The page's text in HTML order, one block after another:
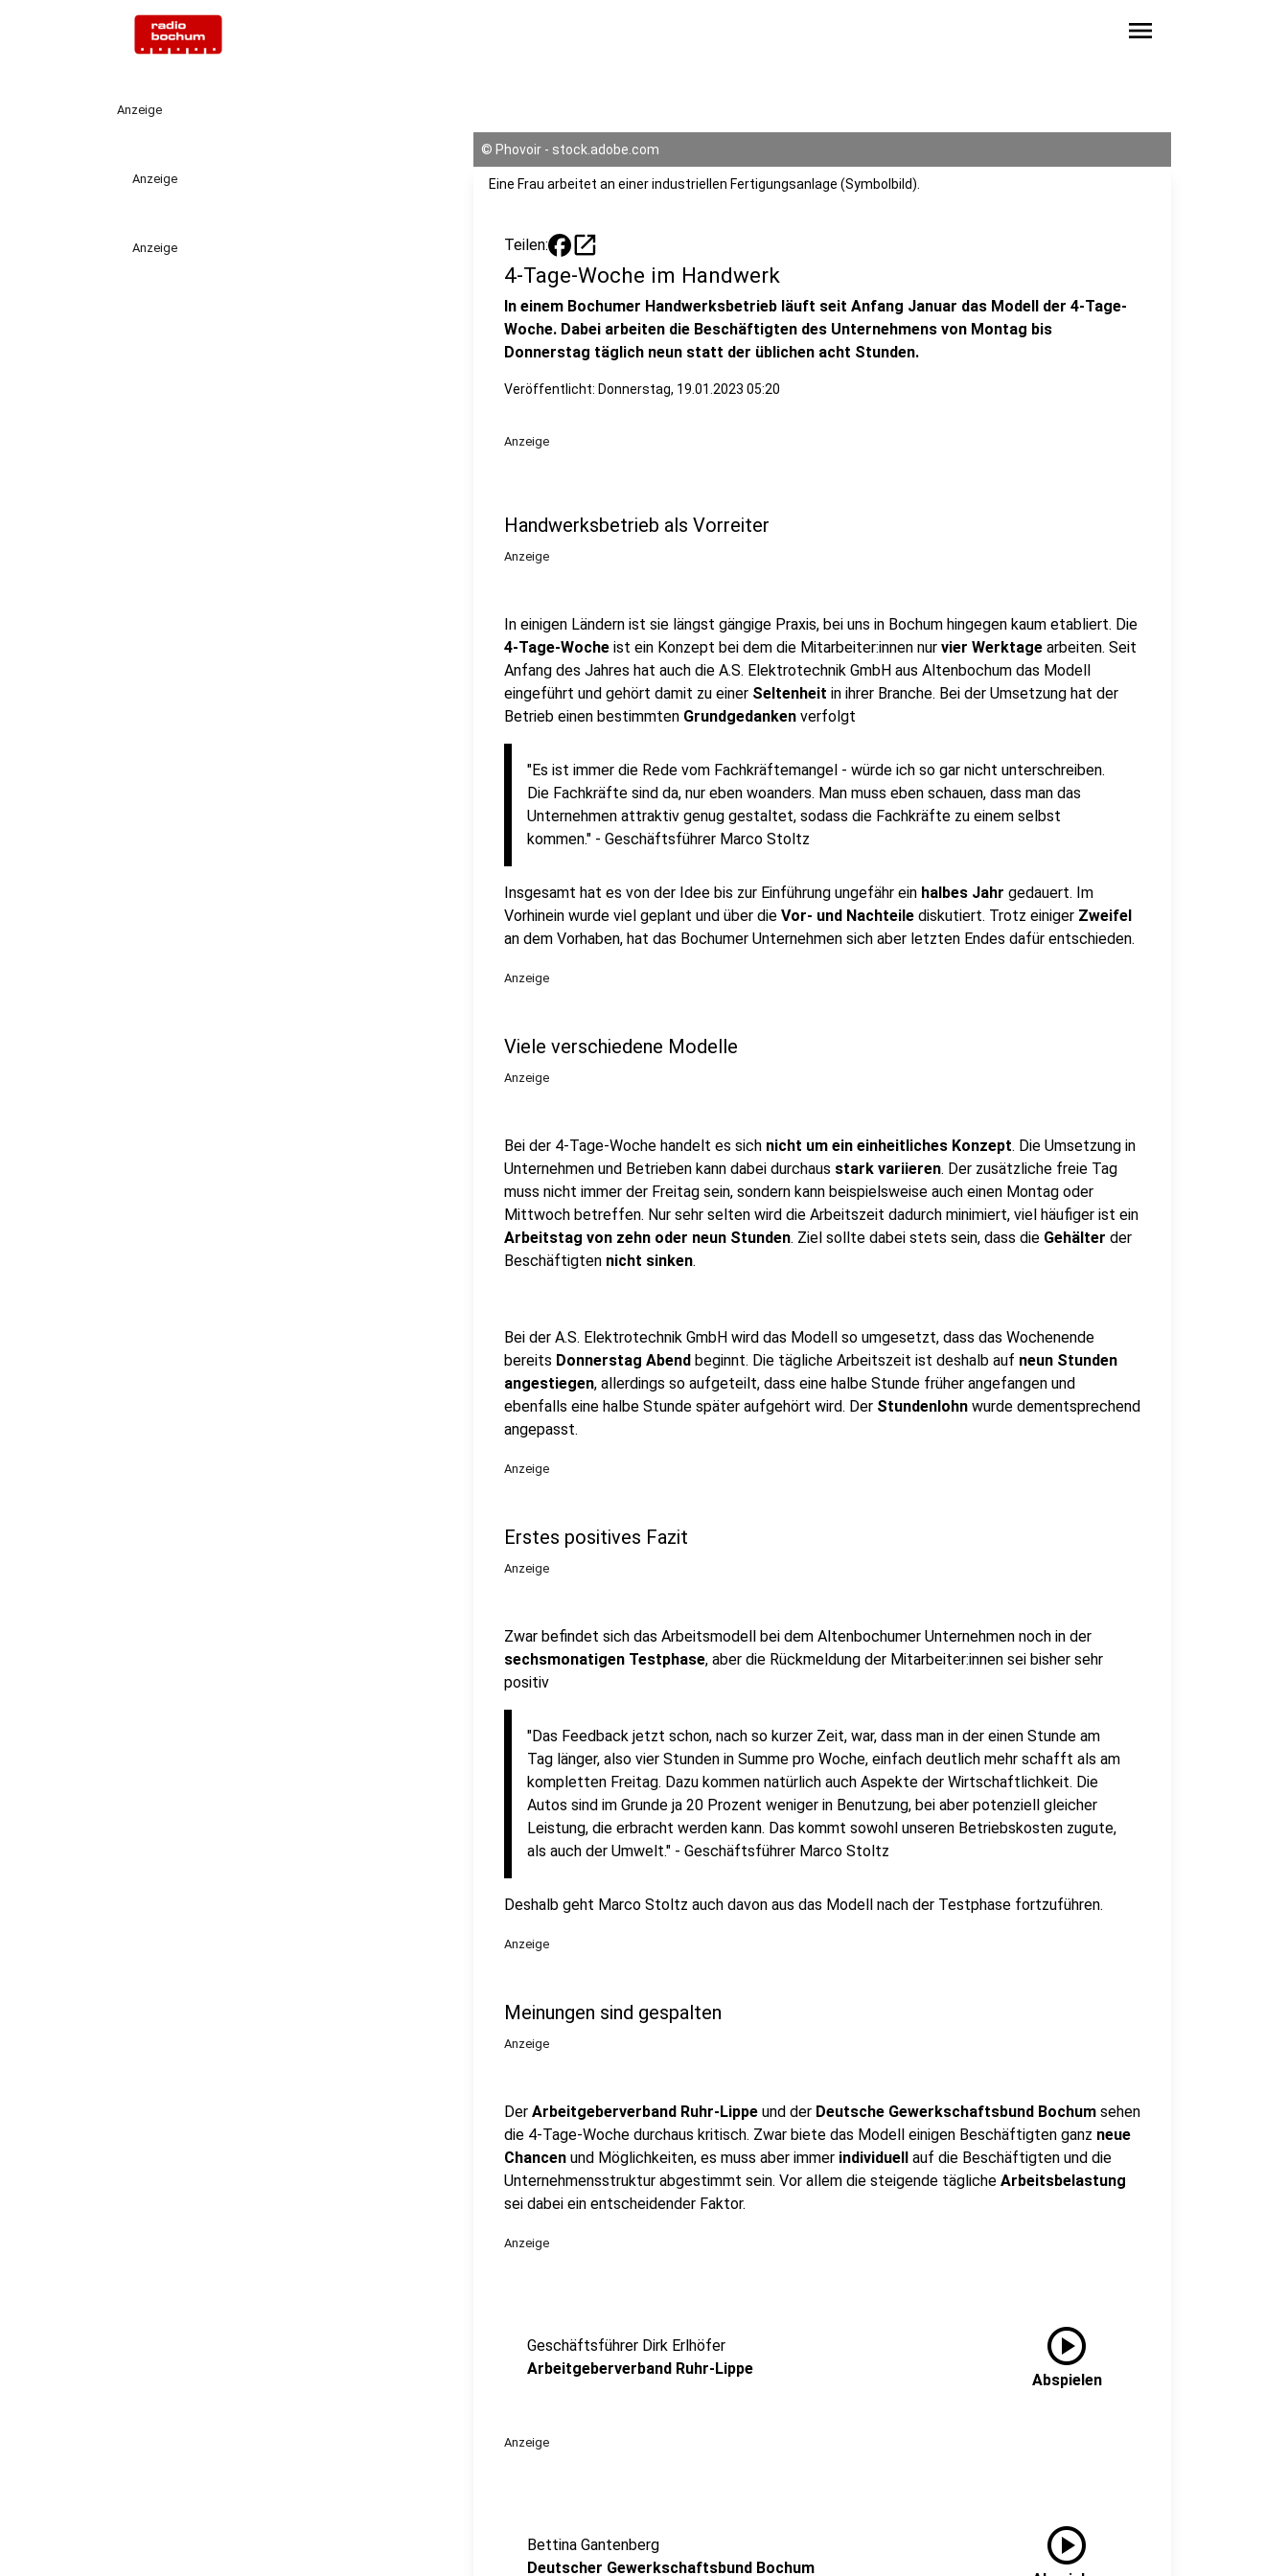
menu
Anzeige
Anzeige
Anzeige
© Phovoir - stock.adobe.com
Eine Frau arbeitet an einer industriellen Fertigungsanlage (Symbolbild).
Teilen: open_in_new
4-Tage-Woche im Handwerk
In einem Bochumer Handwerksbetrieb läuft seit Anfang Januar das Modell der 4-Tage-
Woche. Dabei arbeiten die Beschäftigten des Unternehmens von Montag bis
Donnerstag täglich neun statt der üblichen acht Stunden.
Veröffentlicht: Donnerstag, 19.01.2023 05:20
Anzeige
Handwerksbetrieb als Vorreiter
Anzeige
In einigen Ländern ist sie längst gängige Praxis, bei uns in Bochum hingegen kaum etabliert. Die
4-Tage-Woche ist ein Konzept bei dem die Mitarbeiter:innen nur vier Werktage arbeiten. Seit
Anfang des Jahres hat auch die A.S. Elektrotechnik GmbH aus Altenbochum das Modell
eingeführt und gehört damit zu einer Seltenheit in ihrer Branche. Bei der Umsetzung hat der
Betrieb einen bestimmten Grundgedanken verfolgt
"Es ist immer die Rede vom Fachkräftemangel - würde ich so gar nicht unterschreiben.
Die Fachkräfte sind da, nur eben woanders. Man muss eben schauen, dass man das
Unternehmen attraktiv genug gestaltet, sodass die Fachkräfte zu einem selbst
kommen." - Geschäftsführer Marco Stoltz
Insgesamt hat es von der Idee bis zur Einführung ungefähr ein halbes Jahr gedauert. Im
Vorhinein wurde viel geplant und über die Vor- und Nachteile diskutiert. Trotz einiger Zweifel
an dem Vorhaben, hat das Bochumer Unternehmen sich aber letzten Endes dafür entschieden.
Anzeige
Viele verschiedene Modelle
Anzeige
Bei der 4-Tage-Woche handelt es sich nicht um ein einheitliches Konzept. Die Umsetzung in
Unternehmen und Betrieben kann dabei durchaus stark variieren. Der zusätzliche freie Tag
muss nicht immer der Freitag sein, sondern kann beispielsweise auch einen Montag oder
Mittwoch betreffen. Nur sehr selten wird die Arbeitszeit dadurch minimiert, viel häufiger ist ein
Arbeitstag von zehn oder neun Stunden. Ziel sollte dabei stets sein, dass die Gehälter der
Beschäftigten nicht sinken.
Bei der A.S. Elektrotechnik GmbH wird das Modell so umgesetzt, dass das Wochenende
bereits Donnerstag Abend beginnt. Die tägliche Arbeitszeit ist deshalb auf neun Stunden
angestiegen, allerdings so aufgeteilt, dass eine halbe Stunde früher angefangen und
ebenfalls eine halbe Stunde später aufgehört wird. Der Stundenlohn wurde dementsprechend
angepasst.
Anzeige
Erstes positives Fazit
Anzeige
Zwar befindet sich das Arbeitsmodell bei dem Altenbochumer Unternehmen noch in der
sechsmonatigen Testphase, aber die Rückmeldung der Mitarbeiter:innen sei bisher sehr
positiv
"Das Feedback jetzt schon, nach so kurzer Zeit, war, dass man in der einen Stunde am
Tag länger, also vier Stunden in Summe pro Woche, einfach deutlich mehr schafft als am
kompletten Freitag. Dazu kommen natürlich auch Aspekte der Wirtschaftlichkeit. Die
Autos sind im Grunde ja 20 Prozent weniger in Benutzung, bei aber potenziell gleicher
Leistung, die erbracht werden kann. Das kommt sowohl unseren Betriebskosten zugute,
als auch der Umwelt." - Geschäftsführer Marco Stoltz
Deshalb geht Marco Stoltz auch davon aus das Modell nach der Testphase fortzuführen.
Anzeige
Meinungen sind gespalten
Anzeige
Der Arbeitgeberverband Ruhr-Lippe und der Deutsche Gewerkschaftsbund Bochum sehen
die 4-Tage-Woche durchaus kritisch. Zwar biete das Modell einigen Beschäftigten ganz neue
Chancen und Möglichkeiten, es muss aber immer individuell auf die Beschäftigten und die
Unternehmensstruktur abgestimmt sein. Vor allem die steigende tägliche Arbeitsbelastung
sei dabei ein entscheidender Faktor.
Anzeige
Geschäftsführer Dirk Erlhöfer
Arbeitgeberverband Ruhr-Lippe
play_circle
Abspielen
Anzeige
Bettina Gantenberg
Deutscher Gewerkschaftsbund Bochum
play_circle